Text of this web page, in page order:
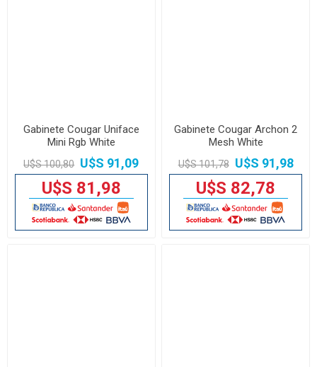
Gabinete Cougar Uniface
Mini Rgb White
U$S 100,80 U$S 91,09
U$S 81,98
Gabinete Cougar Archon 2
Mesh White
U$S 101,78 U$S 91,98
U$S 82,78